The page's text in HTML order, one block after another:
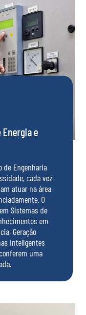
Energia e
de Engenharia
cada vez
atuar na área
O
Sistemas de
em
Geração
Inteligentes
uma